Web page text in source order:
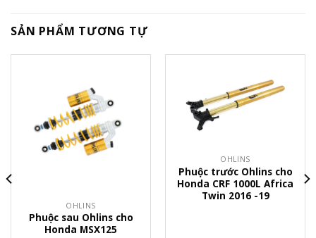
SẢN PHẨM TƯƠNG TỰ
OHLINS
Phuộc sau Ohlins cho
Honda MSX125
OHLINS
Phuộc trước Ohlins cho
Honda CRF 1000L Africa
Twin 2016 -19